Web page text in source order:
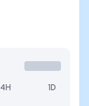
4H 1D